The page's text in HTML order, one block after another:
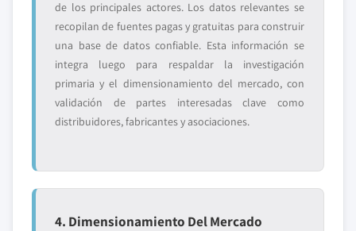
de los principales actores. Los datos relevantes se
recopilan de fuentes pagas y gratuitas para construir
una base de datos confiable. Esta información se
integra luego para respaldar la investigación
primaria y el dimensionamiento del mercado, con
validación de partes interesadas clave como
distribuidores, fabricantes y asociaciones.
4. Dimensionamiento Del Mercado